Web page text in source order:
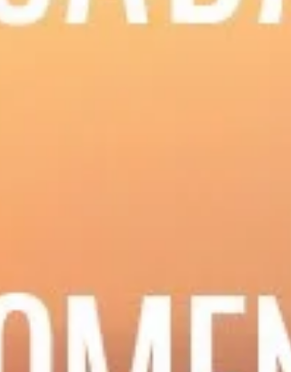
Post in evidenza